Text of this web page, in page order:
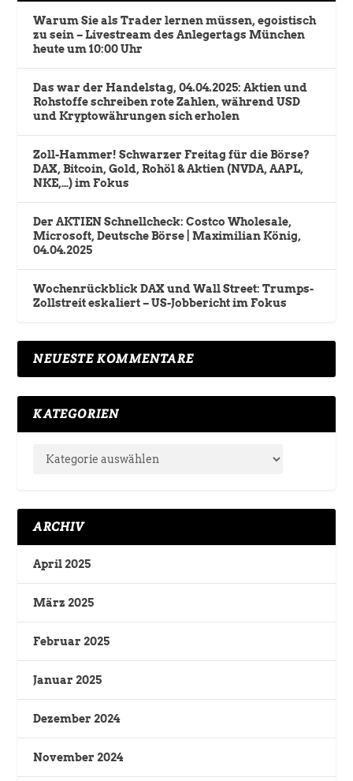
Warum Sie als Trader lernen müssen, egoistisch
zu sein – Livestream des Anlegertags München
heute um 10:00 Uhr
Das war der Handelstag, 04.04.2025: Aktien und
Rohstoffe schreiben rote Zahlen, während USD
und Kryptowährungen sich erholen
Zoll-Hammer! Schwarzer Freitag für die Börse?
DAX, Bitcoin, Gold, Rohöl & Aktien (NVDA, AAPL,
NKE,…) im Fokus
Der AKTIEN Schnellcheck: Costco Wholesale,
Microsoft, Deutsche Börse | Maximilian König,
04.04.2025
Wochenrückblick DAX und Wall Street: Trumps-
Zollstreit eskaliert – US-Jobbericht im Fokus
NEUESTE KOMMENTARE
KATEGORIEN
ARCHIV
April 2025
März 2025
Februar 2025
Januar 2025
Dezember 2024
November 2024